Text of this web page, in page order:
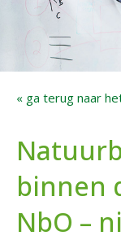
« ga terug naar
binnen
NbO –